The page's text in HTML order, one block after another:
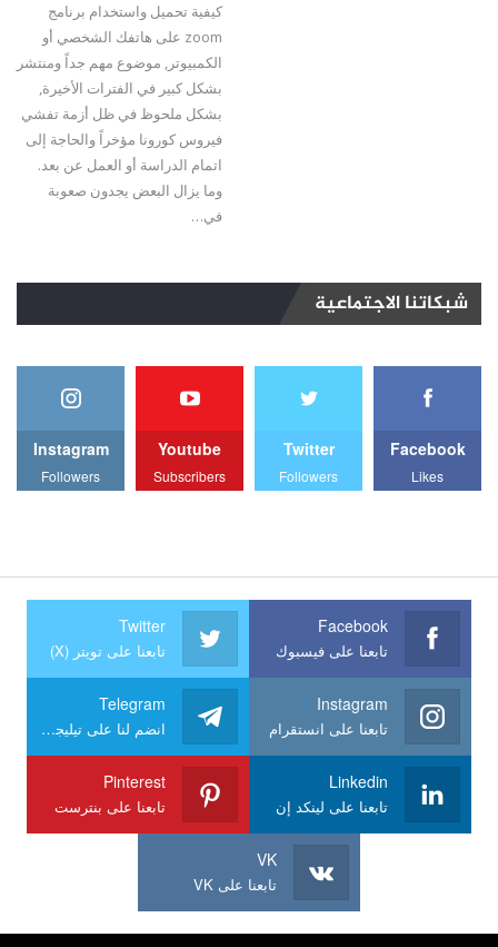
كيفية تحميل واستخدام برنامج
zoom على هاتفك الشخصي أو
الكمبيوتر, موضوع مهم جداً ومنتشر
بشكل كبير في الفترات الأخيرة,
بشكل ملحوظ في ظل أزمة تفشي
فيروس كورونا مؤخراً والحاجة إلى
اتمام الدراسة أو العمل عن بعد.
وما يزال البعض يجدون صعوبة
في…
شبكاتنا الاجتماعية
Facebook
Likes
Twitter
Followers
Youtube
Subscribers
Instagram
Followers
Facebook
تابعنا على فيسبوك
Twitter
تابعنا على تويتر (X)
Instagram
تابعنا على انستقرام
Telegram
انضم لنا على تيليجرام
Linkedin
تابعنا على لينكد إن
Pinterest
تابعنا على بنترست
VK
تابعنا على VK